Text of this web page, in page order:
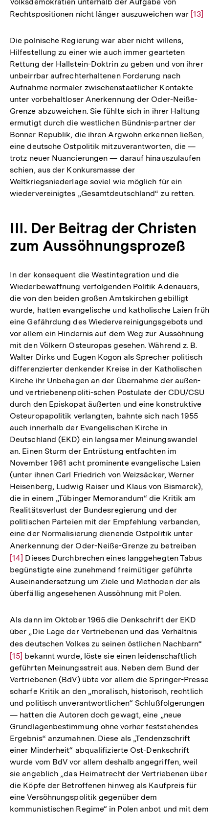
Rechtspositionen nicht länger auszuweichen war Zur
[13]
Die polnische Regierung war aber nicht willens,
Hilfestellung zu einer wie auch immer gearteten
Rettung der Hallstein-Doktrin zu geben und von ihrer
unbeirrbar aufrechterhaltenen Forderung nach
Aufnahme normaler zwischenstaatlicher Kontakte
unter vorbehaltloser Anerkennung der Oder-Neiße-
Grenze abzuweichen. Sie fühlte sich in ihrer Haltung
ermutigt durch die westlichen Bündnis-partner der
Bonner Republik, die ihren Argwohn erkennen ließen,
eine deutsche Ostpolitik mitzuverantworten, die —
trotz neuer Nuancierungen — darauf hinauszulaufen
schien, aus der Konkursmasse der
Weltkriegsniederlage soviel wie möglich für ein
wiedervereinigtes „Gesamtdeutschland“ zu retten.
III. Der Beitrag der Christen
zum Aussöhnungsprozeß
In der konsequent die Westintegration und die
Wiederbewaffnung verfolgenden Politik Adenauers,
die von den beiden großen Amtskirchen gebilligt
wurde, hatten evangelische und katholische Laien früh
eine Gefährdung des Wiedervereinigungsgebots und
vor allem ein Hindernis auf dem Weg zur Aussöhnung
mit den Völkern Osteuropas gesehen. Während z. B.
Walter Dirks und Eugen Kogon als Sprecher politisch
differenzierter denkender Kreise in der Katholischen
Kirche ihr Unbehagen an der Übernahme der außen-
und vertriebenenpoliti-schen Postulate der CDU/CSU
durch den Episkopat äußerten und eine konstruktive
Osteuropapolitik verlangten, bahnte sich nach 1955
auch innerhalb der Evangelischen Kirche in
Deutschland (EKD) ein langsamer Meinungswandel
an. Einen Sturm der Entrüstung entfachten im
November 1961 acht prominente evangelische Laien
(unter ihnen Carl Friedrich von Weizsäcker, Werner
Heisenberg, Ludwig Raiser und Klaus von Bismarck),
die in einem „Tübinger Memorandum“ die Kritik am
Realitätsverlust der Bundesregierung und der
politischen Parteien mit der Empfehlung verbanden,
eine der Normalisierung dienende Ostpolitik unter
Anerkennung der Oder-Neiße-Grenze zu betreiben
[14] Dieses Durchbrechen eines langgehegten Tabus
begünstigte eine zunehmend freimütiger geführte
Auseinandersetzung um Ziele und Methoden der als
überfällig angesehenen Aussöhnung mit Polen.
Als dann im Oktober 1965 die Denkschrift der EKD
über „Die Lage der Vertriebenen und das Verhältnis
des deutschen Volkes zu seinen östlichen Nachbarn“
[15] bekannt wurde, löste sie einen leidenschaftlich
geführten Meinungsstreit aus. Neben dem Bund der
Vertriebenen (BdV) übte vor allem die Springer-Presse
scharfe Kritik an den „moralisch, historisch, rechtlich
und politisch unverantwortlichen“ Schlußfolgerungen
— hatten die Autoren doch gewagt, eine „neue
Grundlagenbestimmung ohne vorher feststehendes
Ergebnis“ anzumahnen. Diese als „Tendenzschrift
einer Minderheit“ abqualifizierte Ost-Denkschrift
wurde vom BdV vor allem deshalb angegriffen, weil
sie angeblich „das Heimatrecht der Vertriebenen über
die Köpfe der Betroffenen hinweg als Kaufpreis für
eine Versöhnungspolitik gegenüber dem
kommunistischen Regime“ in Polen anbot und mit dem